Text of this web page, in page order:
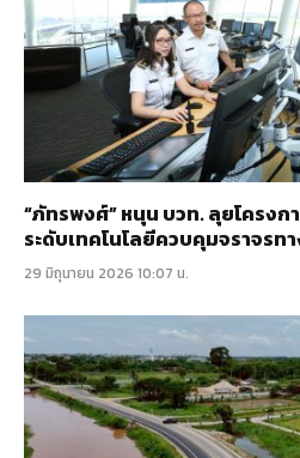
“ภัทรพงศ์” หนุน บวท. ลุยโครง
ระดับเทคโนโลยีควบคุมจราจรท
29 มิถุนายน 2026 10:07 น.